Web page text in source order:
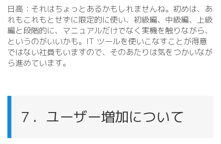
日高：それはちょっとあるかもしれませんね。初めは、あ
れもこれもとせずに限定的に使い、初級編、中級編、上級
編と段階的に、マニュアルだけでなく実機を触りながら、
というのがいいかも。IT ツールを使いこなすことが得意
ではない社員もいますので、そのあたりは気をつかいなが
ら進めています。
７．ユーザー増加について